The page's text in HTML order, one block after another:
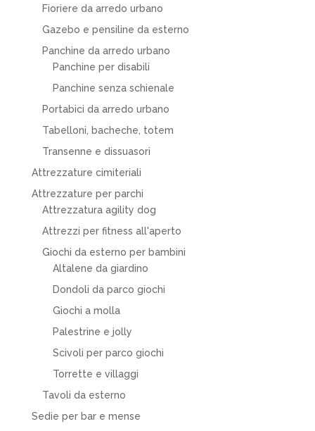
Fioriere da arredo urbano
Gazebo e pensiline da esterno
Panchine da arredo urbano
Panchine per disabili
Panchine senza schienale
Portabici da arredo urbano
Tabelloni, bacheche, totem
Transenne e dissuasori
Attrezzature cimiteriali
Attrezzature per parchi
Attrezzatura agility dog
Attrezzi per fitness all'aperto
Giochi da esterno per bambini
Altalene da giardino
Dondoli da parco giochi
Giochi a molla
Palestrine e jolly
Scivoli per parco giochi
Torrette e villaggi
Tavoli da esterno
Sedie per bar e mense